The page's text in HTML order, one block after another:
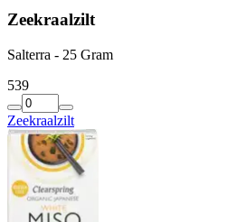
Zeekraalzilt
Salterra - 25 Gram
539
Zeekraalzilt